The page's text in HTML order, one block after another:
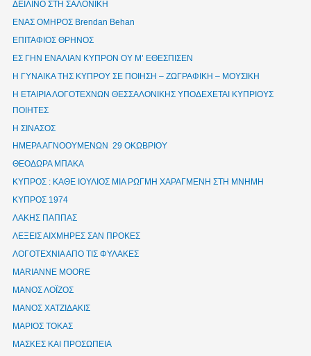
ΔΕΙΛΙΝΟ ΣΤΗ ΣΑΛΟΝΙΚΗ
ΕΝΑΣ ΟΜΗΡΟΣ Brendan Behan
ΕΠΙΤΑΦΙΟΣ ΘΡΗΝΟΣ
ΕΣ ΓΗΝ ΕΝΑΛΙΑΝ ΚΥΠΡΟΝ ΟΥ Μ’ ΕΘΕΣΠΙΣΕΝ
Η ΓΥΝΑΙΚΑ ΤΗΣ ΚΥΠΡΟΥ ΣΕ ΠΟΙΗΣΗ – ΖΩΓΡΑΦΙΚΗ – ΜΟΥΣΙΚΗ
Η ΕΤΑΙΡΙΑ ΛΟΓΟΤΕΧΝΩΝ ΘΕΣΣΑΛΟΝΙΚΗΣ ΥΠΟΔΕΧΕΤΑΙ ΚΥΠΡΙΟΥΣ
ΠΟΙΗΤΕΣ
Η ΣΙΝΑΣΟΣ
ΗΜΕΡΑ ΑΓΝΟΟΥΜΕΝΩΝ 29 ΟΚΩΒΡΙΟΥ
ΘΕΟΔΩΡΑ ΜΠΑΚΑ
ΚΥΠΡΟΣ : ΚΑΘΕ ΙΟΥΛΙΟΣ ΜΙΑ ΡΩΓΜΗ ΧΑΡΑΓΜΕΝΗ ΣΤΗ ΜΝΗΜΗ
ΚΥΠΡΟΣ 1974
ΛΑΚΗΣ ΠΑΠΠΑΣ
ΛΕΞΕΙΣ ΑΙΧΜΗΡΕΣ ΣΑΝ ΠΡΟΚΕΣ
ΛΟΓΟΤΕΧΝΙΑ ΑΠΟ ΤΙΣ ΦΥΛΑΚΕΣ
ΜΑRIANNE MOORE
ΜΑΝΟΣ ΛΟΪΖΟΣ
ΜΑΝΟΣ ΧΑΤΖΙΔΑΚΙΣ
ΜΑΡΙΟΣ ΤΟΚΑΣ
ΜΑΣΚΕΣ ΚΑΙ ΠΡΟΣΩΠΕΙΑ